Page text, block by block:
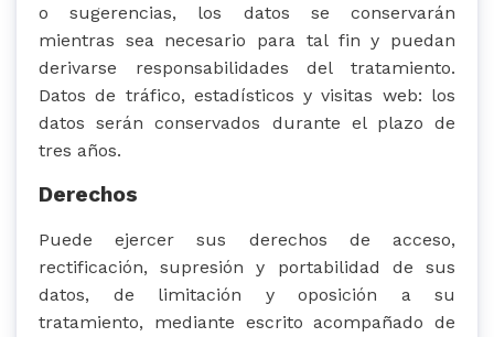
o sugerencias, los datos se conservarán
mientras sea necesario para tal fin y puedan
derivarse responsabilidades del tratamiento.
Datos de tráfico, estadísticos y visitas web: los
datos serán conservados durante el plazo de
tres años.
Derechos
Puede ejercer sus derechos de acceso,
rectificación, supresión y portabilidad de sus
datos, de limitación y oposición a su
tratamiento, mediante escrito acompañado de